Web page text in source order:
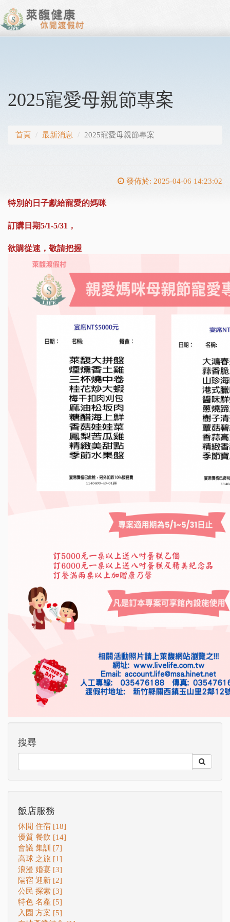
2025寵愛母親節專案
首頁 最新消息 2025寵愛母親節專案
發佈於: 2025-04-06 14:23:02
特別的日子獻給寵愛的媽咪
訂購日期5/1-5/31，
欲購從速，敬請把握
搜尋
飯店服務
休閒 住宿 [18]
優質 餐飲 [14]
會議 集訓 [7]
高球 之旅 [1]
浪漫 婚宴 [3]
隔宿 迎新 [2]
公民 探索 [3]
特色 名產 [5]
入園 方案 [5]